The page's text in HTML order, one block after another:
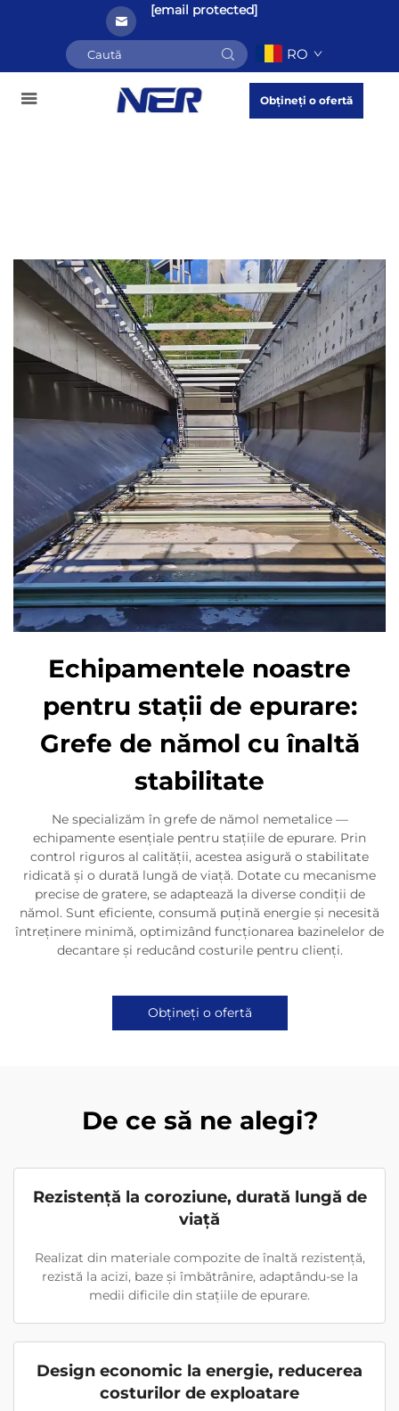
[email protected]
RO
Obțineți o ofertă
Echipamentele noastre
pentru stații de epurare:
Grefe de nămol cu înaltă
stabilitate
Ne specializăm în grefe de nămol nemetalice —
echipamente esențiale pentru stațiile de epurare. Prin
control riguros al calității, acestea asigură o stabilitate
ridicată și o durată lungă de viață. Dotate cu mecanisme
precise de gratere, se adaptează la diverse condiții de
nămol. Sunt eficiente, consumă puțină energie și necesită
întreținere minimă, optimizând funcționarea bazinelelor de
decantare și reducând costurile pentru clienți.
Obțineți o ofertă
De ce să ne alegi?
Rezistență la coroziune, durată lungă de
viață
Realizat din materiale compozite de înaltă rezistență,
rezistă la acizi, baze și îmbătrânire, adaptându-se la
medii dificile din stațiile de epurare.
Design economic la energie, reducerea
costurilor de exploatare